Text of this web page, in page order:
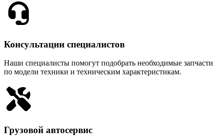
Консультации специалистов
Наши специалисты помогут подобрать необходимые запчасти
по модели техники и техническим характеристикам.
Грузовой автосервис